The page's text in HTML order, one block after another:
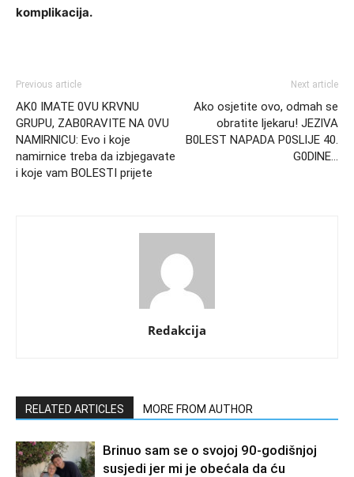
komplikacija.
Previous article
AK0 IMATE 0VU KRVNU
GRUPU, ZAB0RAVITE NA 0VU
NAMlRNlCU: Evo i koje
namirnice treba da izbjegavate
i koje vam BOLESTI prijete
Next article
Ako osjetite ovo, odmah se
obratite ljekaru! JEZlVA
B0LEST NAPADA P0SLlJE 40.
G0DlNE…
Redakcija
RELATED ARTICLES MORE FROM AUTHOR
Brinuo sam se o svojoj 90-godišnjoj
susjedi jer mi je obećala da ću